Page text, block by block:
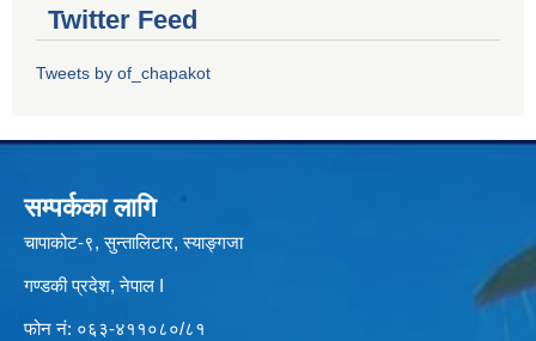
Twitter Feed
Tweets by of_chapakot
सम्पर्कका लागि
चापाकोट-९, सुन्तालिटार, स्याङ्गजा
गण्डकी प्रदेश, नेपाल I
फोन नं: ०६३-४११०८०/८१